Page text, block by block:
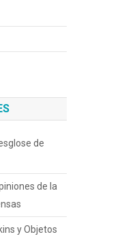
de
de la
y Objetos